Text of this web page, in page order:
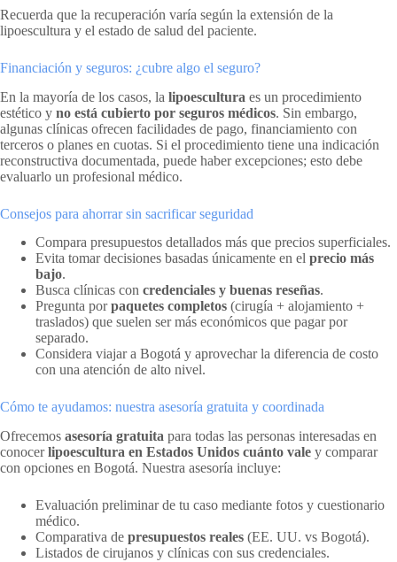
Recuerda que la recuperación varía según la extensión de la
lipoescultura y el estado de salud del paciente.
Financiación y seguros: ¿cubre algo el seguro?
En la mayoría de los casos, la lipoescultura es un procedimiento
estético y no está cubierto por seguros médicos. Sin embargo,
algunas clínicas ofrecen facilidades de pago, financiamiento con
terceros o planes en cuotas. Si el procedimiento tiene una indicación
reconstructiva documentada, puede haber excepciones; esto debe
evaluarlo un profesional médico.
Consejos para ahorrar sin sacrificar seguridad
Compara presupuestos detallados más que precios superficiales.
Evita tomar decisiones basadas únicamente en el precio más
bajo.
Busca clínicas con credenciales y buenas reseñas.
Pregunta porpaquetes completos (cirugía + alojamiento +
traslados) que suelen ser más económicos que pagar por
separado.
Considera viajar a Bogotá y aprovechar la diferencia de costo
con una atención de alto nivel.
Cómo te ayudamos: nuestra asesoría gratuita y coordinada
Ofrecemos asesoría gratuita para todas las personas interesadas en
conocerlipoescultura en Estados Unidos cuánto vale y comparar
con opciones en Bogotá. Nuestra asesoría incluye:
Evaluación preliminar de tu caso mediante fotos y cuestionario
médico.
Comparativa de presupuestos reales (EE. UU. vs Bogotá).
Listados de cirujanos y clínicas con sus credenciales.